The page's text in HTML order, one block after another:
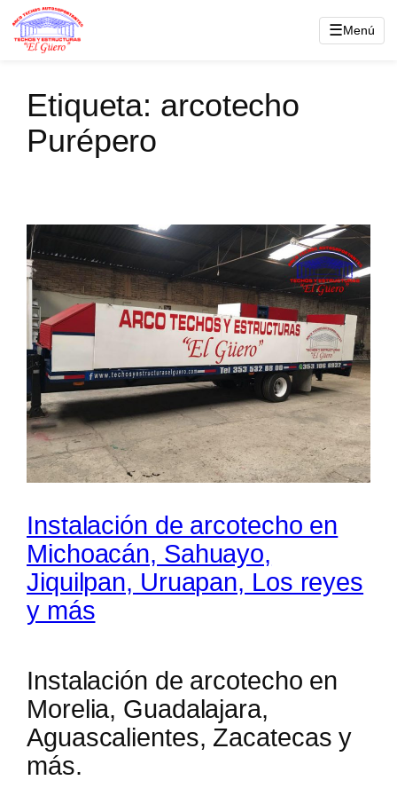
Saltar
☰Menú
Etiqueta: arcotecho
Purépero
Instalación de arcotecho en
Michoacán, Sahuayo,
Jiquilpan, Uruapan, Los reyes
y más
Instalación de arcotecho en
Morelia, Guadalajara,
Aguascalientes, Zacatecas y
más.